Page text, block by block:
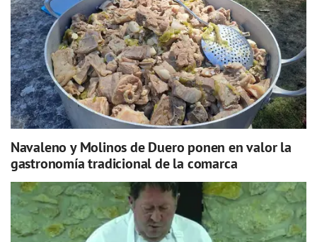
Navaleno y Molinos de Duero ponen en valor la
gastronomía tradicional de la comarca